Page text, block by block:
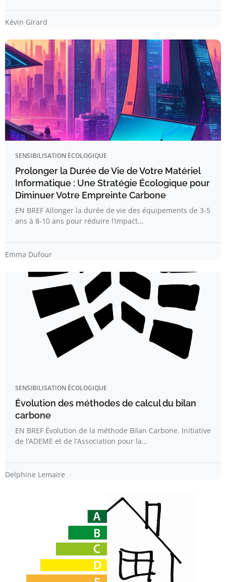
Kévin Girard
SENSIBILISATION ÉCOLOGIQUE
Prolonger la Durée de Vie de Votre Matériel
Informatique : Une Stratégie Écologique pour
Diminuer Votre Empreinte Carbone
EN BREF Allonger la durée de vie des équipements de 3-5
ans à 8-10 ans pour réduire l’impact…
Emma Dufour
SENSIBILISATION ÉCOLOGIQUE
Évolution des méthodes de calcul du bilan
carbone
EN BREF Évolution de la méthode Bilan Carbone. Initiative
de l’ADEME et de l’Association pour la…
Delphine Lemaire